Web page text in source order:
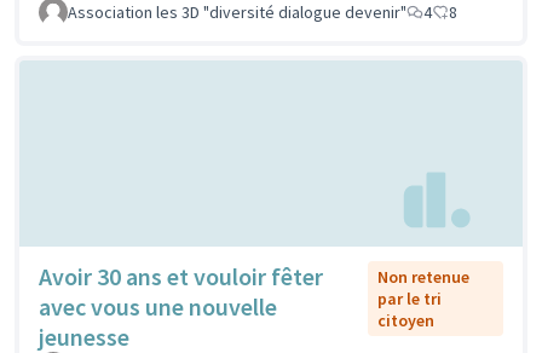
Association les 3D "diversité dialogue devenir" 4 8
Avoir 30 ans et vouloir fêter
avec vous une nouvelle
jeunesse
Non retenue
par le tri
citoyen